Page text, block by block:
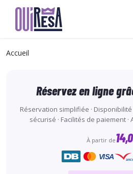
contenu
Accueil
Réservez en ligne
Réservation simplifiée ·
sécurisé · Facilités de paiement
À partir de
VISA